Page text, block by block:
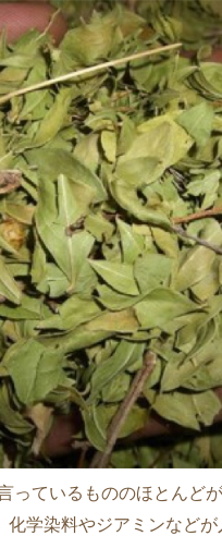
っているもののほとんど
学染料やジアミンなど